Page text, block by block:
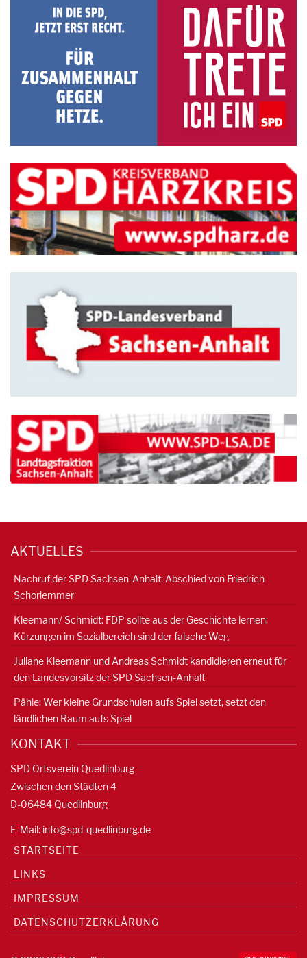
AKTUELLES
Nachruf der SPD Sachsen-Anhalt: Abschied von Friedrich
Schorlemmer
Kleemann/ Schmidt: FDP sollte aus der Geschichte lernen:
Kürzungen im Sozialbereich sind der falsche Weg
Juliane Kleemann und Andreas Schmidt kandidieren erneut für
den Landesvorsitz der SPD Sachsen-Anhalt
Pähle: Wer kleine Grundschulen aufs Spiel setzt, setzt den
ländlichen Raum aufs Spiel
KONTAKT
SPD Ortsverein Quedlinburg
Zwischen den Städten 4
D-06484 Quedlinburg
E-Mail: info@spd-quedlinburg.de
STARTSEITE
LINKS
IMPRESSUM
DATENSCHUTZERKLÄRUNG